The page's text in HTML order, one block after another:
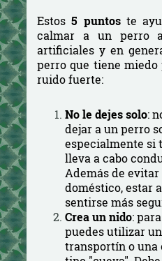
Estos5 puntoste
calmar a un perro
artificiales y en
perro que tiene
ruido fuerte:
No le dejes solo:
dejar a un perro
especialmente si
lleva a cabo
Además de
doméstico, estar
sentirse más
Crea un nido:
puedes utilizar
transportín o una